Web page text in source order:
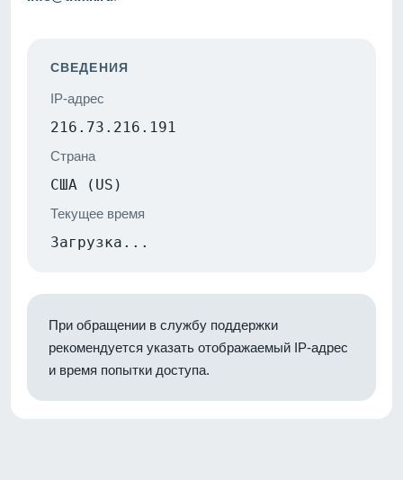
СВЕДЕНИЯ
IP-адрес
216.73.216.191
Страна
США (US)
Текущее время
Загрузка...
При обращении в службу поддержки
рекомендуется указать отображаемый IP-адрес
и время попытки доступа.